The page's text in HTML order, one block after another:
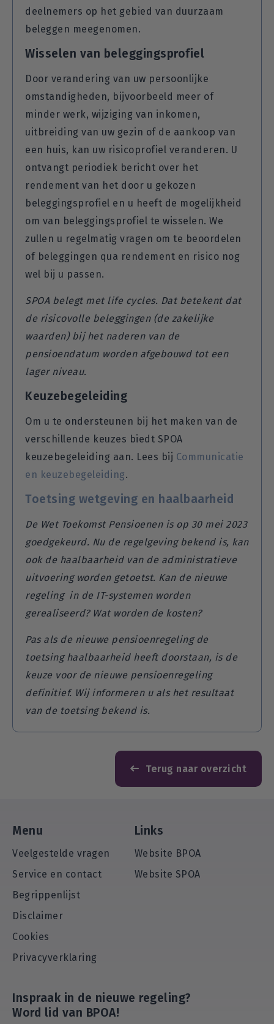
deelnemers op het gebied van duurzaam
beleggen meegenomen.
Wisselen van beleggingsprofiel
Door verandering van uw persoonlijke
omstandigheden, bijvoorbeeld meer of
minder werk, wijziging van inkomen,
uitbreiding van uw gezin of de aankoop van
een huis, kan uw risicoprofiel veranderen. U
ontvangt periodiek bericht over het
rendement van het door u gekozen
beleggingsprofiel en u heeft de mogelijkheid
om van beleggingsprofiel te wisselen. We
zullen u regelmatig vragen om te beoordelen
of beleggingen qua rendement en risico nog
wel bij u passen.
SPOA belegt met life cycles. Dat betekent dat
de risicovolle beleggingen (de zakelijke
waarden) bij het naderen van de
pensioendatum worden afgebouwd tot een
lager niveau.
Keuzebegeleiding
Om u te ondersteunen bij het maken van de
verschillende keuzes biedt SPOA
keuzebegeleiding aan. Lees bij Communicatie
en keuzebegeleiding.
Toetsing wetgeving en haalbaarheid
De Wet Toekomst Pensioenen is op 30 mei 2023
goedgekeurd. Nude regelgeving bekend is, kan
ook de haalbaarheid van de administratieve
uitvoering worden getoetst. Kan de nieuwe
regeling in de IT-systemen worden
gerealiseerd? Wat worden de kosten?
Pas als de nieuwe pensioenregeling de
toetsing haalbaarheid heeft doorstaan, is de
keuze voor de nieuwe pensioenregeling
definitief. Wij informeren u als het resultaat
van de toetsing bekend is.
Terug naar overzicht
Menu
Veelgestelde vragen
Service en contact
Begrippenlijst
Disclaimer
Cookies
Privacyverklaring
Links
Website BPOA
Website SPOA
Inspraak in de nieuwe regeling?
Word lid van BPOA!